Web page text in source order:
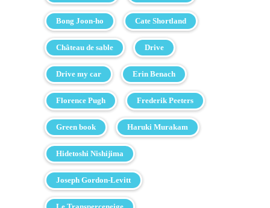
Bong Joon-ho Cate Shortland
Château de sable Drive
Drive my car Erin Benach
Florence Pugh Frederik Peeters
Green book Haruki Murakam
Hidetoshi Nishijima
Joseph Gordon-Levitt